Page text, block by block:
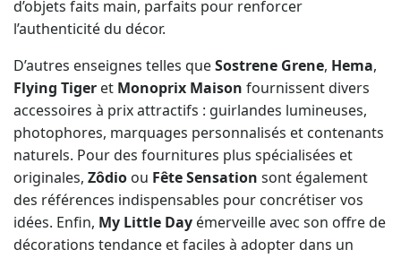
D’autres enseignes telles que
accessoires à prix attractifs : guirlandes lumineuses,
photophores, marquages personnalisés et contenants
naturels. Pour des fournitures plus spécialisées et
originales,ZôdioouFête Sensationsont également
des références indispensables pour concrétiser vos
idées. Enfin,My Little Dayémerveille avec son offre de
décorations tendance et faciles à adopter dans un
esprit champêtre.